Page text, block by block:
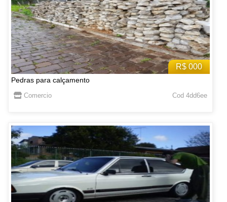
R$ 000
Pedras para calçamento
Comercio Cod 4dd6ee